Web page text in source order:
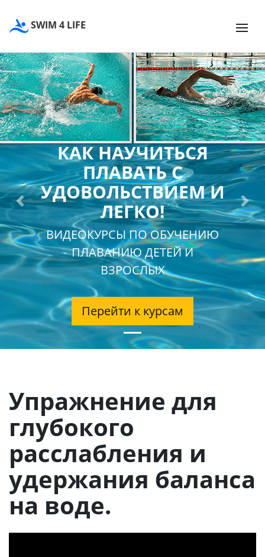
SWIM 4 LIFE
КАК НАУЧИТЬСЯ
ПЛАВАТЬ С
УДОВОЛЬСТВИЕМ И
ЛЕГКО!
ВИДЕОКУРСЫ ПО ОБУЧЕНИЮ
ПЛАВАНИЮ ДЕТЕЙ И
ВЗРОСЛЫХ
Перейти к курсам
Previous Next
Упражнение для
глубокого
расслабления и
удержания баланса
на воде.